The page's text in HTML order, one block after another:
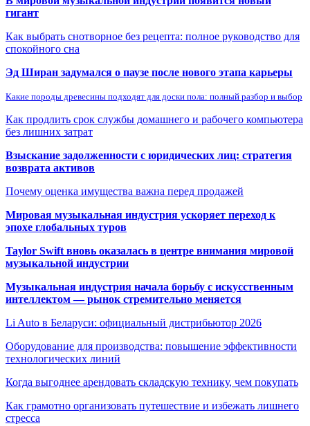
гигант
Как выбрать снотворное без рецепта: полное руководство для
спокойного сна
Эд Ширан задумался о паузе после нового этапа карьеры
Какие породы древесины подходят для доски пола: полный разбор и выбор
Как продлить срок службы домашнего и рабочего компьютера
без лишних затрат
Взыскание задолженности с юридических лиц: стратегия
возврата активов
Почему оценка имущества важна перед продажей
Мировая музыкальная индустрия ускоряет переход к
эпохе глобальных туров
Taylor Swift вновь оказалась в центре внимания мировой
музыкальной индустрии
Музыкальная индустрия начала борьбу с искусственным
интеллектом — рынок стремительно меняется
Li Auto в Беларуси: официальный дистрибьютор 2026
Оборудование для производства: повышение эффективности
технологических линий
Когда выгоднее арендовать складскую технику, чем покупать
Как грамотно организовать путешествие и избежать лишнего
стресса